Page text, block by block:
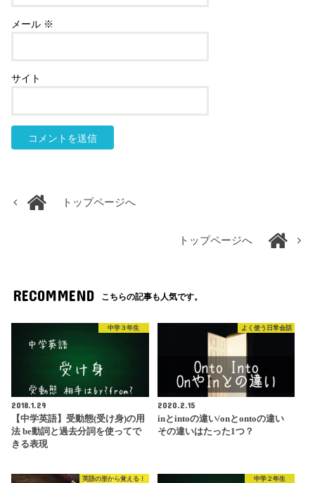
メール ※
サイト
トップページへ
トップページへ
RECOMMEND こちらの記事も人気です。
中学３年生
2018.1.29
【中学英語】受動態(受け身)の用
法 be動詞と過去分詞を使ってで
きる表現
よく使う日常会話
2020.2.15
inとintoの違い/onとontoの違い
その違いはたった1つ？
英語の形から覚える！ 中学２年生